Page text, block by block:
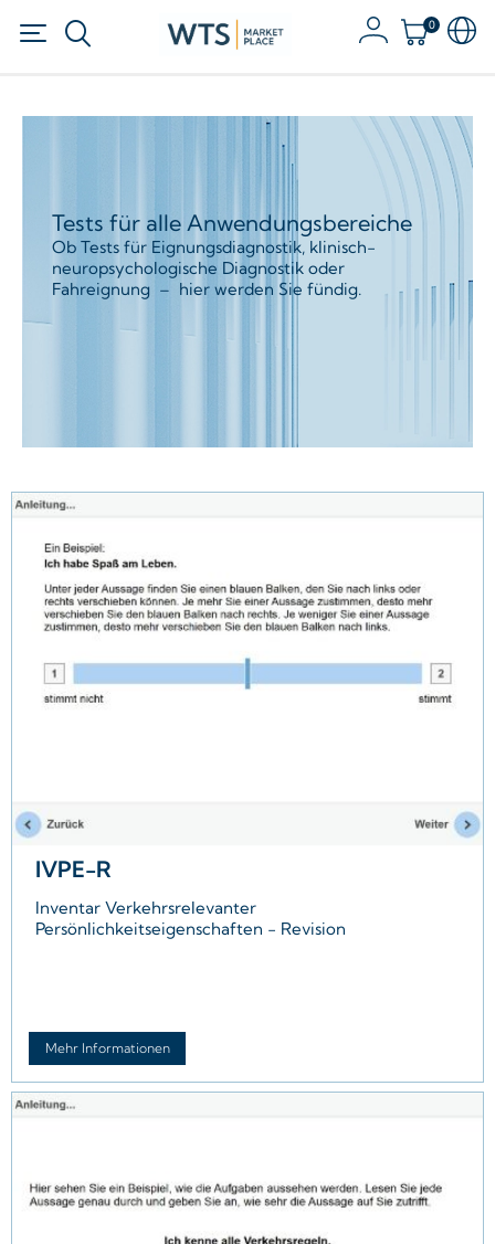
0
Tests für alle Anwendungsbereiche
Ob Tests für Eignungsdiagnostik, klinisch-
neuropsychologische Diagnostik oder
Fahreignung – hier werden Sie fündig.
IVPE-R
Inventar Verkehrsrelevanter
Persönlichkeitseigenschaften - Revision
Mehr Informationen